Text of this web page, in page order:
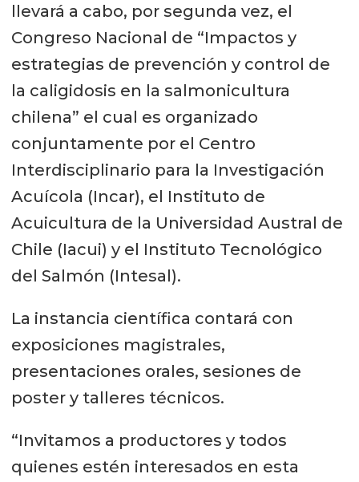
llevará a cabo, por segunda vez, el
Congreso Nacional de “Impactos y
estrategias de prevención y control de
la caligidosis en la salmonicultura
chilena” el cual es organizado
conjuntamente por el Centro
Interdisciplinario para la Investigación
Acuícola (Incar), el Instituto de
Acuicultura de la Universidad Austral de
Chile (Iacui) y el Instituto Tecnológico
del Salmón (Intesal).
La instancia científica contará con
exposiciones magistrales,
presentaciones orales, sesiones de
poster y talleres técnicos.
“Invitamos a productores y todos
quienes estén interesados en esta